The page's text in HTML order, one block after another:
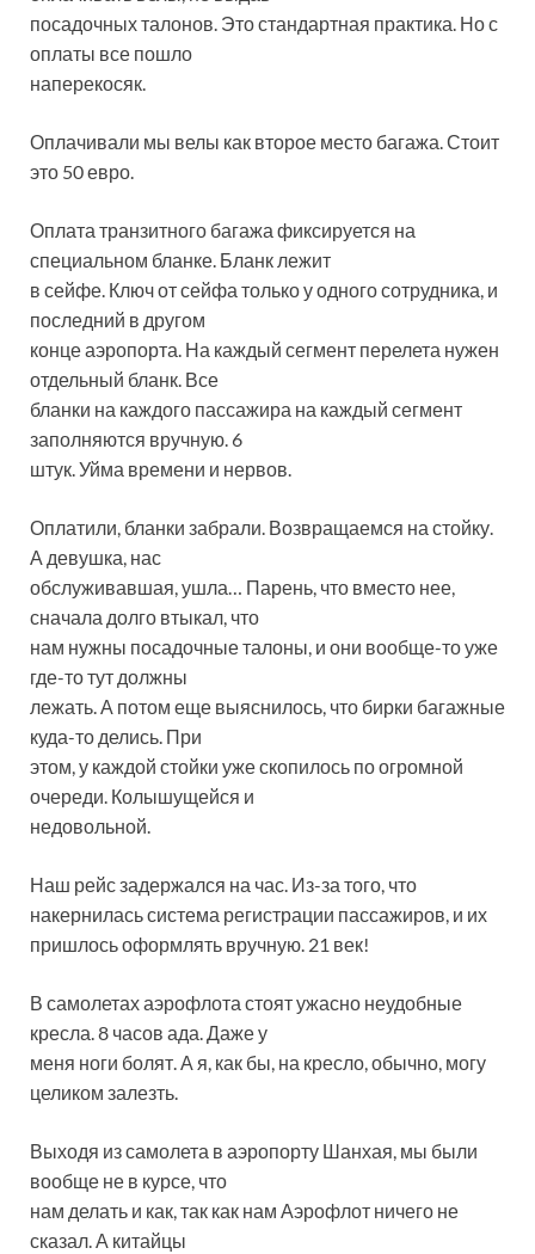
посадочных талонов. Это стандартная практика. Но с
оплаты все пошло
наперекосяк.
Оплачивали мы велы как второе место багажа. Стоит
это 50 евро.
Оплата транзитного багажа фиксируется на
специальном бланке. Бланк лежит
в сейфе. Ключ от сейфа только у одного сотрудника, и
последний в другом
конце аэропорта. На каждый сегмент перелета нужен
отдельный бланк. Все
бланки на каждого пассажира на каждый сегмент
заполняются вручную. 6
штук. Уйма времени и нервов.
Оплатили, бланки забрали. Возвращаемся на стойку.
А девушка, нас
обслуживавшая, ушла… Парень, что вместо нее,
сначала долго втыкал, что
нам нужны посадочные талоны, и они вообще-то уже
где-то тут должны
лежать. А потом еще выяснилось, что бирки багажные
куда-то делись. При
этом, у каждой стойки уже скопилось по огромной
очереди. Колышущейся и
недовольной.
Наш рейс задержался на час. Из-за того, что
накернилась система регистрации пассажиров, и их
пришлось оформлять вручную. 21 век!
В самолетах аэрофлота стоят ужасно неудобные
кресла. 8 часов ада. Даже у
меня ноги болят. А я, как бы, на кресло, обычно, могу
целиком залезть.
Выходя из самолета в аэропорту Шанхая, мы были
вообще не в курсе, что
нам делать и как, так как нам Аэрофлот ничего не
сказал. А китайцы